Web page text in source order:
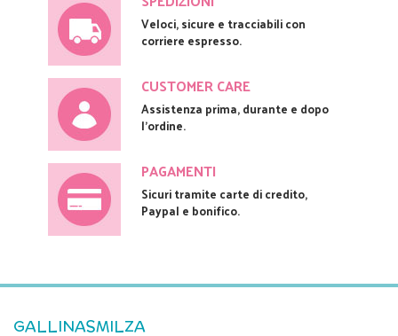
Veloci, sicure e tracciabili con
corriere espresso.
CUSTOMER CARE
Assistenza prima, durante e dopo
l'ordine.
PAGAMENTI
Sicuri tramite carte di credito,
Paypal e bonifico.
GALLINASMILZA